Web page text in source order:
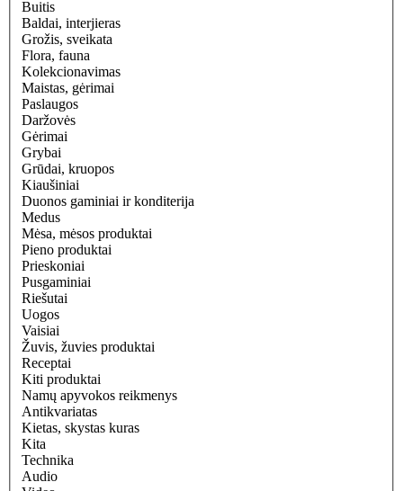
Buitis
Baldai, interjieras
Grožis, sveikata
Flora, fauna
Kolekcionavimas
Maistas, gėrimai
Paslaugos
Daržovės
Gėrimai
Grybai
Grūdai, kruopos
Kiaušiniai
Duonos gaminiai ir konditerija
Medus
Mėsa, mėsos produktai
Pieno produktai
Prieskoniai
Pusgaminiai
Riešutai
Uogos
Vaisiai
Žuvis, žuvies produktai
Receptai
Kiti produktai
Namų apyvokos reikmenys
Antikvariatas
Kietas, skystas kuras
Kita
Technika
Audio